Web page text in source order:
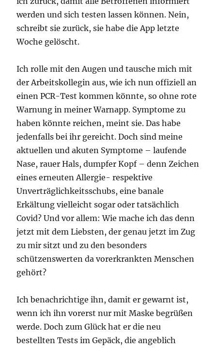
werden und sich testen lassen können. Nein,
schreibt sie zurück, sie habe die App letzte
Woche gelöscht.
Ich rolle mit den Augen und tausche mich mit
der Arbeitskollegin aus, wie ich nun offiziell an
einen PCR-Test kommen könnte, so ohne rote
Warnung in meiner Warnapp. Symptome zu
haben könnte reichen, meint sie. Das habe
jedenfalls bei ihr gereicht. Doch sind meine
aktuellen und akuten Symptome – laufende
Nase, rauer Hals, dumpfer Kopf – denn Zeichen
eines erneuten Allergie- respektive
Unverträglichkeitsschubs, eine banale
Erkältung vielleicht sogar oder tatsächlich
Covid? Und vor allem: Wie mache ich das denn
jetzt mit dem Liebsten, der genau jetzt im Zug
zu mir sitzt und zu den besonders
schützenswerten da vorerkrankten Menschen
gehört?
Ich benachrichtige ihn, damit er gewarnt ist,
wenn ich ihn vorerst nur mit Maske begrüßen
werde. Doch zum Glück hat er die neu
bestellten Tests im Gepäck, die angeblich